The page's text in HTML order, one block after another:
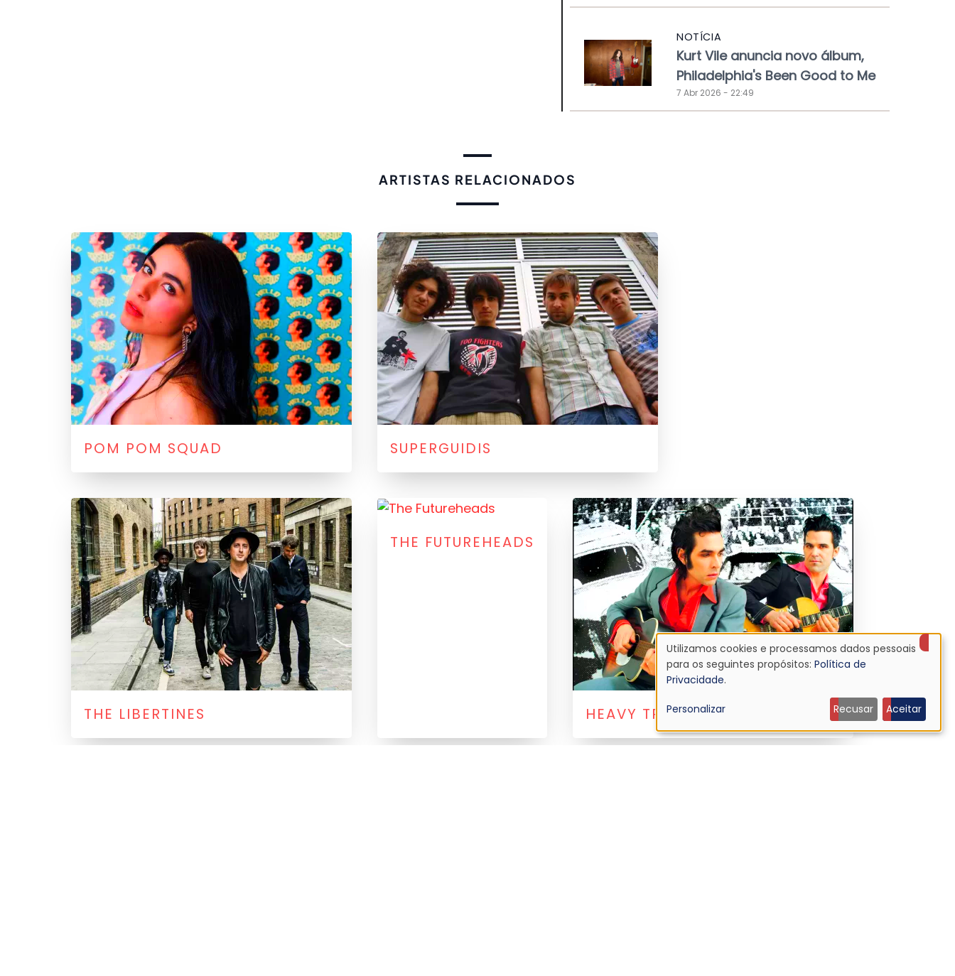
NOTÍCIA
Kurt Vile anuncia novo álbum,
Philadelphia's Been Good to Me
7 Abr 2026 - 22:49
ARTISTAS RELACIONADOS
POM POM SQUAD SUPERGUIDIS
THE LIBERTINES
THE FUTUREHEADS
HEAVY TRASH
Uso
de
dados
Utilizamos cookies e processamos dados pessoais
para os seguintes propósitos: Política de
Privacidade.
Personalizar Recusar Aceitar